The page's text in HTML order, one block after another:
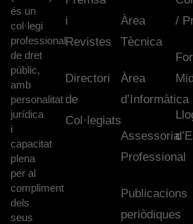
és un
col·legi
professional
de dret
públic,
amb
personalitat
jurídica
i
capacitat
plena
per al
compliment
dels
seus
i
Revistes
Directori
de
Col·legiats
Àrea
Tècnica
Àrea
d’Informàtica
Assessoria
Professional
Publicacions
periòdiques
/